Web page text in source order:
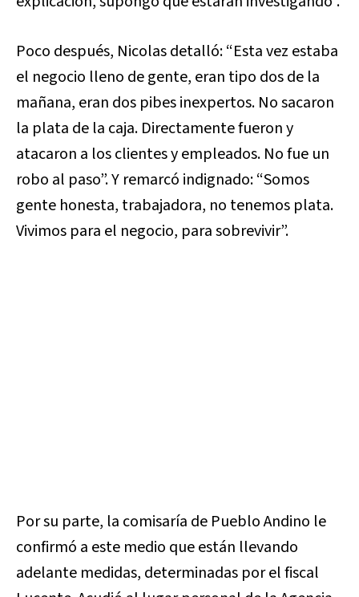
Poco después, Nicolas detalló: “Esta vez estaba
el negocio lleno de gente, eran tipo dos de la
mañana, eran dos pibes inexpertos. No sacaron
la plata de la caja. Directamente fueron y
atacaron a los clientes y empleados. No fue un
robo al paso”. Y remarcó indignado: “Somos
gente honesta, trabajadora, no tenemos plata.
Vivimos para el negocio, para sobrevivir”.
Por su parte, la comisaría de Pueblo Andino le
confirmó a este medio que están llevando
adelante medidas, determinadas por el fiscal